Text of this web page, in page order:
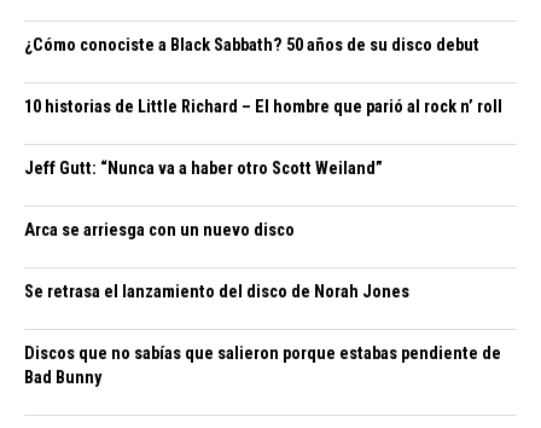
¿Cómo conociste a Black Sabbath? 50 años de su disco debut
10 historias de Little Richard – El hombre que parió al rock n’ roll
Jeff Gutt: “Nunca va a haber otro Scott Weiland”
Arca se arriesga con un nuevo disco
Se retrasa el lanzamiento del disco de Norah Jones
Discos que no sabías que salieron porque estabas pendiente de
Bad Bunny